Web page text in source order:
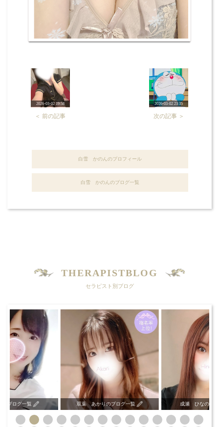
2026-03-02 19:58
＜ 前の記事
2026-03-02 23:35
次の記事 ＞
白雪 かのんのプロフィール
白雪 かのんのブログ一覧
THERAPISTBLOG
セラピスト別ブログ
ブログ一覧 双葉 あかりのブログ一覧 成瀬 ひなのブロ